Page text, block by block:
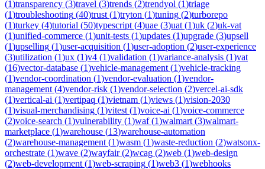
(1)transparency (3)travel (3)trends (2)trendyol (1)triage
(1)troubleshooting (40)trust (1)tryton (1)tuning (2)turborepo
(1)turkey (4)tutorial (50)typescript (4)uae (3)uat (1)uk (2)uk-vat
(1)unified-commerce (1)unit-tests (1)updates (1)upgrade (3)upsell
(1)upselling (1)user-acquisition (1)user-adoption (2)user-experience
(3)utilization (1)ux (1)v4 (1)validation (1)variance-analysis (1)vat
(16)vector-database (1)vehicle-management (1)vehicle-tracking
(1)vendor-coordination (1)vendor-evaluation (1)vendor-
management (4)vendor-risk (1)vendor-selection (2)vercel-ai-sdk
(1)vertical-ai (1)vertipaq (1)vietnam (1)views (1)vision-2030
(1)visual-merchandising (1)vitest (1)voice-ai (1)voice-commerce
(2)voice-search (1)vulnerability (1)waf(1)walmart (3)walmart-
marketplace (1)warehouse (13)warehouse-automation
(2)warehouse-management (1)wasm (1)waste-reduction (2)watsonx-
orchestrate (1)wave (2)wayfair(2)wcag (2)web (1)web-design
(2)web-development (1)web-scraping (1)web3 (1)webhooks